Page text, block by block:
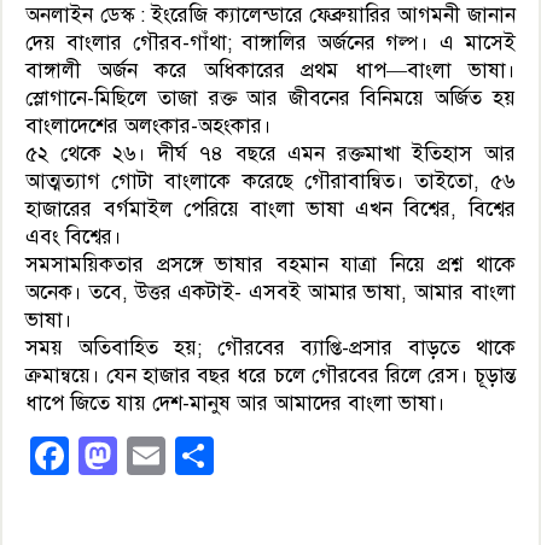
অনলাইন ডেস্ক : ইংরেজি ক্যালেন্ডারে ফেব্রুয়ারির আগমনী জানান
দেয় বাংলার গৌরব-গাঁথা; বাঙ্গালির অর্জনের গল্প। এ মাসেই
বাঙ্গালী অর্জন করে অধিকারের প্রথম ধাপ—বাংলা ভাষা।
স্লোগানে-মিছিলে তাজা রক্ত আর জীবনের বিনিময়ে অর্জিত হয়
বাংলাদেশের অলংকার-অহংকার।
৫২ থেকে ২৬। দীর্ঘ ৭৪ বছরে এমন রক্তমাখা ইতিহাস আর
আত্মত্যাগ গোটা বাংলাকে করেছে গৌরাবান্বিত। তাইতো, ৫৬
হাজারের বর্গমাইল পেরিয়ে বাংলা ভাষা এখন বিশ্বের, বিশ্বের
এবং বিশ্বের।
সমসাময়িকতার প্রসঙ্গে ভাষার বহমান যাত্রা নিয়ে প্রশ্ন থাকে
অনেক। তবে, উত্তর একটাই- এসবই আমার ভাষা, আমার বাংলা
ভাষা।
সময় অতিবাহিত হয়; গৌরবের ব্যাপ্তি-প্রসার বাড়তে থাকে
ক্রমান্বয়ে। যেন হাজার বছর ধরে চলে গৌরবের রিলে রেস। চূড়ান্ত
ধাপে জিতে যায় দেশ-মানুষ আর আমাদের বাংলা ভাষা।
Facebook
Mastodon
Email